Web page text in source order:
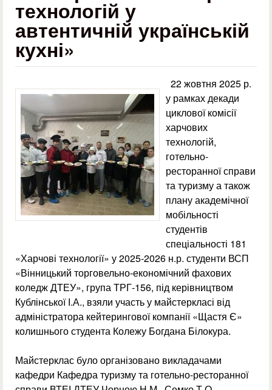
технологій у
автентичній українській
кухні»
22 жовтня 2025 р.
у рамках декади
циклової комісії
харчових
технологій,
готельно-
ресторанної справи
та туризму а також
плану академічної
мобільності
студентів
спеціальності 181
«Харчові технології» у 2025-2026 н.р. студенти ВСП
«Вінницький торговельно-економічний фахових
коледж ДТЕУ», група ТРГ-156, під керівництвом
Кублінської І.А., взяли участь у майстеркласі від
адміністратора кейтерингової компанії «Щастя Є»
колишнього студента Колежу Богдана Білокура.
Майстерклас було організовано викладачами
кафедри Кафедра туризму та готельно-ресторанної